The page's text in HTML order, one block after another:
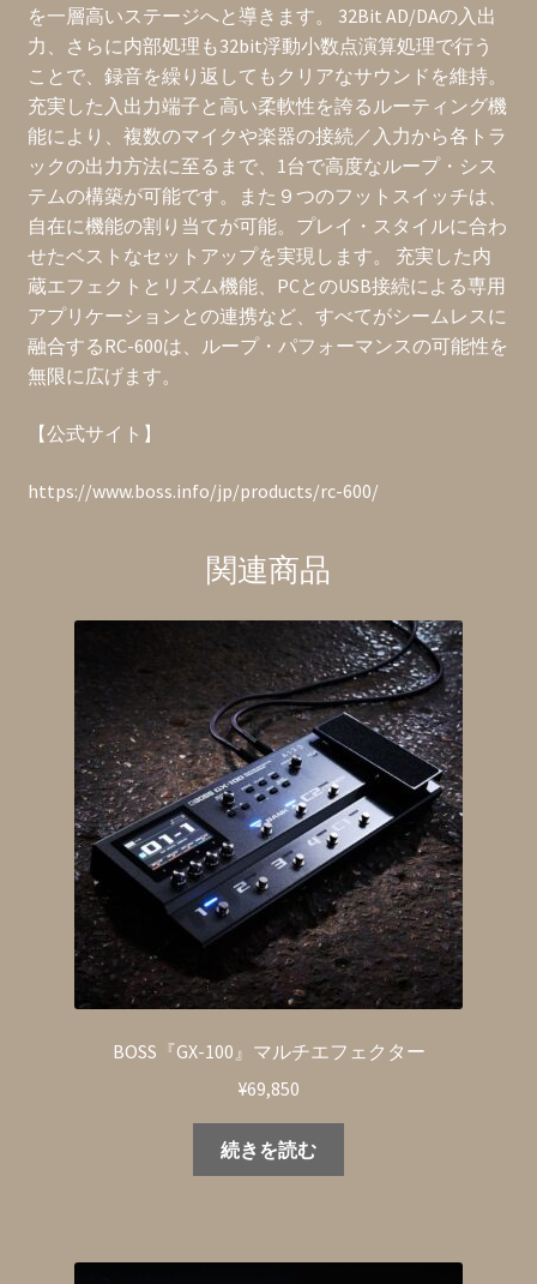
を一層高いステージへと導きます。 32Bit AD/DAの入出
力、さらに内部処理も32bit浮動小数点演算処理で行う
ことで、録音を繰り返してもクリアなサウンドを維持。
充実した入出力端子と高い柔軟性を誇るルーティング機
能により、複数のマイクや楽器の接続／入力から各トラ
ックの出力方法に至るまで、1台で高度なループ・シス
テムの構築が可能です。また９つのフットスイッチは、
自在に機能の割り当てが可能。プレイ・スタイルに合わ
せたベストなセットアップを実現します。 充実した内
蔵エフェクトとリズム機能、PCとのUSB接続による専用
アプリケーションとの連携など、すべてがシームレスに
融合するRC-600は、ループ・パフォーマンスの可能性を
無限に広げます。
【公式サイト】
https://www.boss.info/jp/products/rc-600/
関連商品
BOSS『GX-100』マルチエフェクター
¥69,850
続きを読む